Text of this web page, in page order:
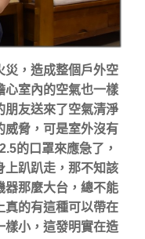
災，造成整個戶外空
心室內的空氣也一樣
朋友送來了空氣清淨
威脅，可是室外沒有
的口罩來應急了，
上趴趴走，那不知該
器那麼大台，總不能
真的有這種可以帶在
樣小，這發明實在造